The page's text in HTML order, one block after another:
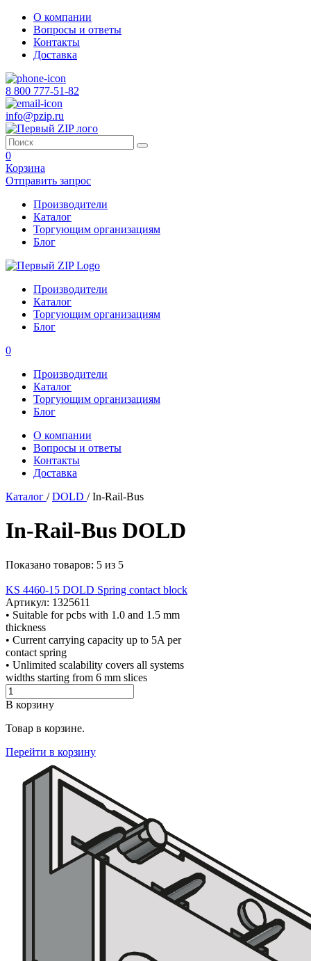
О компании
Вопросы и ответы
Контакты
Доставка
8 800 777-51-82
info@pzip.ru
0
Корзина
Отправить запрос
Производители
Каталог
Торгующим организациям
Блог
Производители
Каталог
Торгующим организациям
Блог
0
Производители
Каталог
Торгующим организациям
Блог
О компании
Вопросы и ответы
Контакты
Доставка
Каталог /DOLD /In-Rail-Bus
In-Rail-Bus DOLD
Показано товаров: 5 из 5
KS 4460-15 DOLD Spring contact block
Артикул: 1325611
• Suitable for pcbs with 1.0 and 1.5 mm
thickness
• Current carrying capacity up to 5A per
contact spring
• Unlimited scalability covers all systems
widths starting from 6 mm slices
В корзину
Товар в корзине.
Перейти в корзину